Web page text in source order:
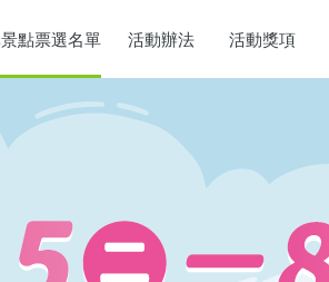
點票選名單 活動辦法 活動獎項